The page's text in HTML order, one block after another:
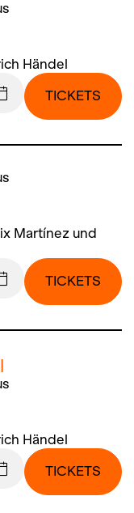
Händel
TICKETS
Martínez und
TICKETS
Händel
TICKETS